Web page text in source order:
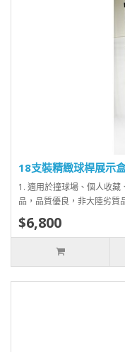
18支裝精緻球桿展示
1. 適用於撞球場、個人收
品，品質優良，非大陸劣質
$6,800